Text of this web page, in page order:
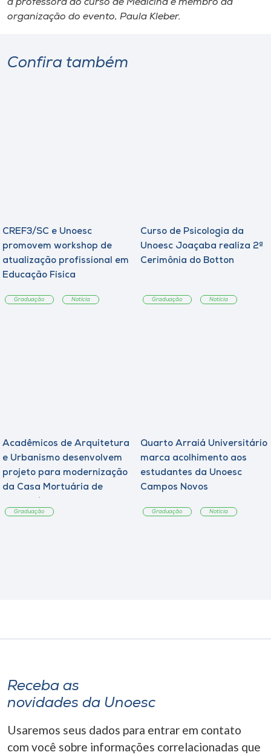
a professora do curso de Medicina e membro da
organização do evento, Paula Kleber.
Confira também
CREF3/SC e Unoesc
promovem workshop de
atualização profissional em
Educação Física
Graduação Notícia
Curso de Psicologia da
Unoesc Joaçaba realiza 2ª
Cerimônia do Botton
Graduação Notícia
Acadêmicos de Arquitetura
e Urbanismo desenvolvem
projeto para modernização
da Casa Mortuária de
Graduação
Quarto Arraiá Universitário
marca acolhimento aos
estudantes da Unoesc
Campos Novos
Graduação Notícia
Receba as
novidades da Unoesc
Usaremos seus dados para entrar em contato
com você sobre informações correlacionadas que